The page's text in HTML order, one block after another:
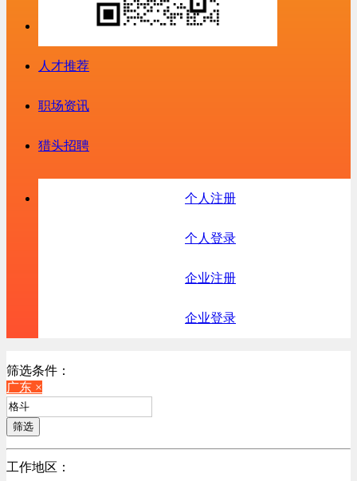
人才推荐
职场资讯
猎头招聘
个人注册
个人登录
企业注册
企业登录
筛选条件：
广东 ×
筛选
工作地区：